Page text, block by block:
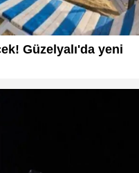
Güzelyalı'da yeni